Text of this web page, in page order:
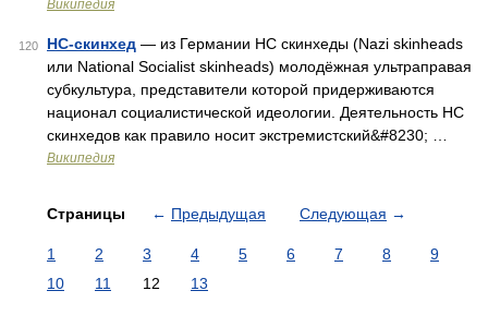
Википедия
120 НС-скинхед — из Германии НС скинхеды (Nazi skinheads
или National Socialist skinheads) молодёжная ультраправая
субкультура, представители которой придерживаются
национал социалистической идеологии. Деятельность НС
скинхедов как правило носит экстремистский&#8230; …
Википедия
Страницы ← Предыдущая Следующая →
1 2 3 4 5 6 7 8
9
10
11 12 13